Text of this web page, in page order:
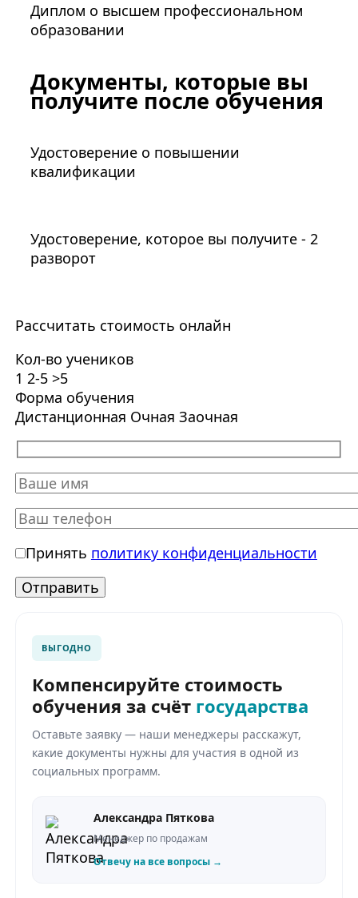
Диплом о высшем профессиональном
образовании
Документы, которые вы
получите после обучения
Удостоверение о повышении
квалификации
Удостоверение, которое вы получите - 2
разворот
Рассчитать стоимость онлайн
Кол-во учеников
1 2-5 >5
Форма обучения
Дистанционная Очная Заочная
Принять политику конфиденциальности
ВЫГОДНО
Компенсируйте стоимость
обучения за счёт государства
Оставьте заявку — наши менеджеры расскажут,
какие документы нужны для участия в одной из
социальных программ.
Александра Пяткова
Менеджер по продажам
Отвечу на все вопросы →